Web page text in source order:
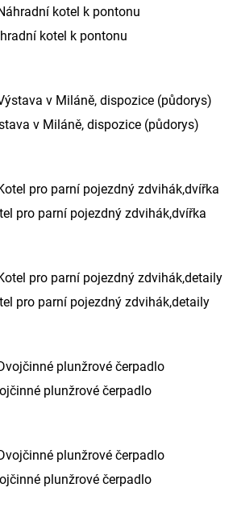
kotel k pontonu
v Miláně, dispozice (půdorys)
pro parní pojezdný zdvihák,dvířka
pro parní pojezdný zdvihák,detaily
plunžrové čerpadlo
plunžrové čerpadlo